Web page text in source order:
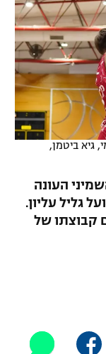
גיא ביטמן,
השמיני העונה
עם 77:89 על הפועל גליל עליון.
קבוצתו של